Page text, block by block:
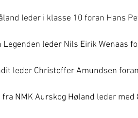
leder i klasse 10 foran Hans
Legenden leder Nils Eirik Wenaas
leder Christoffer Amundsen
NMK Aurskog Høland leder